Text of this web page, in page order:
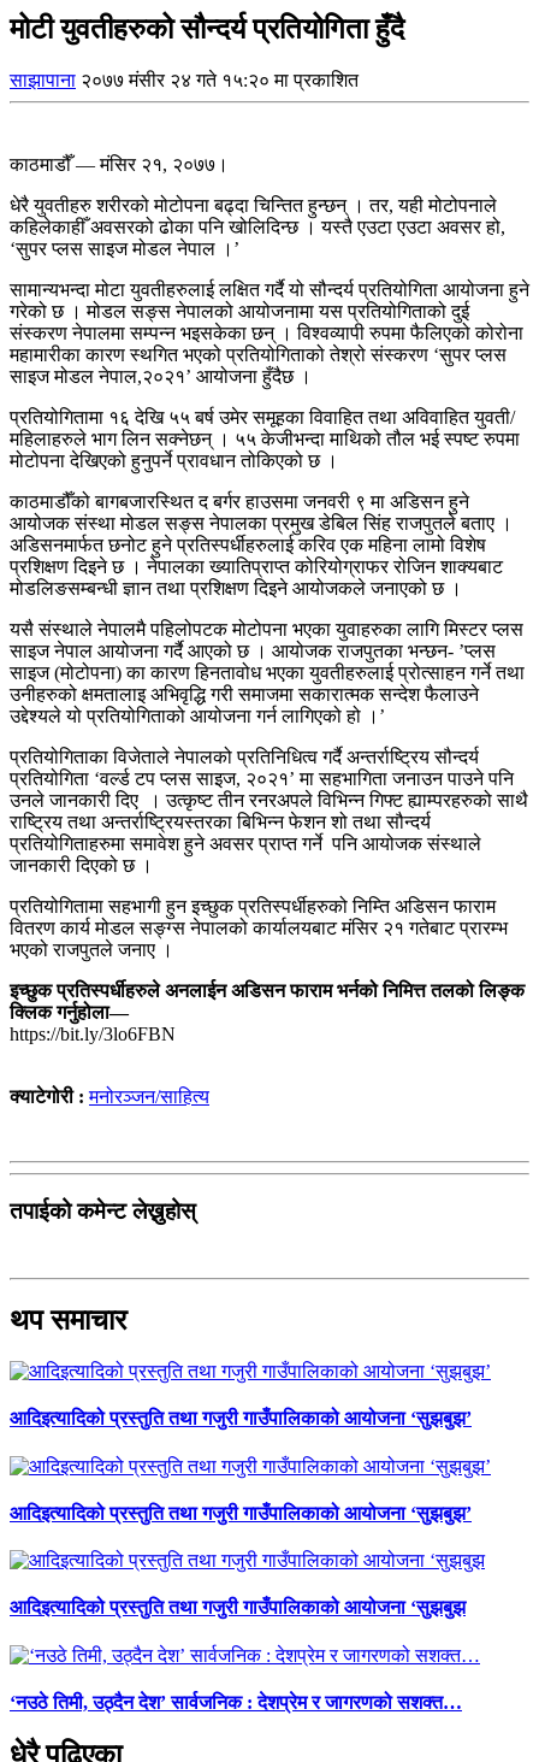
मोटी युवतीहरुको सौन्दर्य प्रतियोगिता हुँदै
साझापाना २०७७ मंसीर २४ गते १५:२० मा प्रकाशित
काठमाडौँ — मंसिर २१, २०७७।
धेरै युवतीहरु शरीरको मोटोपना बढ्दा चिन्तित हुन्छन् । तर, यही मोटोपनाले
कहिलेकाहीँ अवसरको ढोका पनि खोलिदिन्छ । यस्तै एउटा एउटा अवसर हो,
‘सुपर प्लस साइज मोडल नेपाल ।’
सामान्यभन्दा मोटा युवतीहरुलाई लक्षित गर्दै यो सौन्दर्य प्रतियोगिता आयोजना हुने
गरेको छ । मोडल सङ्स नेपालको आयोजनामा यस प्रतियोगिताको दुई
संस्करण नेपालमा सम्पन्न भइसकेका छन् । विश्वव्यापी रुपमा फैलिएको कोरोना
महामारीका कारण स्थगित भएको प्रतियोगिताको तेश्रो संस्करण ‘सुपर प्लस
साइज मोडल नेपाल,२०२१’ आयोजना हुँदैछ ।
प्रतियोगितामा १६ देखि ५५ बर्ष उमेर समूहका विवाहित तथा अविवाहित युवती/
महिलाहरुले भाग लिन सक्नेछन् । ५५ केजीभन्दा माथिको तौल भई स्पष्ट रुपमा
मोटोपना देखिएको हुनुपर्ने प्रावधान तोकिएको छ ।
काठमाडौँको बागबजारस्थित द बर्गर हाउसमा जनवरी ९ मा अडिसन हुने
आयोजक संस्था मोडल सङ्स नेपालका प्रमुख डेबिल सिंह राजपुतले बताए ।
अडिसनमार्फत छनोट हुने प्रतिस्पर्धीहरुलाई करिव एक महिना लामो विशेष
प्रशिक्षण दिइने छ । नेपालका ख्यातिप्राप्त कोरियोग्राफर रोजिन शाक्यबाट
मोडलिङसम्बन्धी ज्ञान तथा प्रशिक्षण दिइने आयोजकले जनाएको छ ।
यसै संस्थाले नेपालमै पहिलोपटक मोटोपना भएका युवाहरुका लागि मिस्टर प्लस
साइज नेपाल आयोजना गर्दै आएको छ । आयोजक राजपुतका भन्छन- ’प्लस
साइज (मोटोपना) का कारण हिनतावोध भएका युवतीहरुलाई प्रोत्साहन गर्ने तथा
उनीहरुको क्षमतालाइ अभिवृद्धि गरी समाजमा सकारात्मक सन्देश फैलाउने
उद्देश्यले यो प्रतियोगिताको आयोजना गर्न लागिएको हो ।’
प्रतियोगिताका विजेताले नेपालको प्रतिनिधित्व गर्दै अन्तर्राष्ट्रिय सौन्दर्य
प्रतियोगिता ‘वर्ल्ड टप प्लस साइज, २०२१’ मा सहभागिता जनाउन पाउने पनि
उनले जानकारी दिए । उत्कृष्ट तीन रनरअपले विभिन्न गिफ्ट ह्याम्परहरुको साथै
राष्ट्रिय तथा अन्तर्राष्ट्रियस्तरका बिभिन्न फेशन शो तथा सौन्दर्य
प्रतियोगिताहरुमा समावेश हुने अवसर प्राप्त गर्ने पनि आयोजक संस्थाले
जानकारी दिएको छ ।
प्रतियोगितामा सहभागी हुन इच्छुक प्रतिस्पर्धीहरुको निम्ति अडिसन फाराम
वितरण कार्य मोडल सङ्ग्स नेपालको कार्यालयबाट मंसिर २१ गतेबाट प्रारम्भ
भएको राजपुतले जनाए ।
इच्छुक प्रतिस्पर्धीहरुले अनलाईन अडिसन फाराम भर्नको निमित्त तलको लिङ्क
क्लिक गर्नुहोला—
https://bit.ly/3lo6FBN
क्याटेगोरी :मनोरञ्जन/साहित्य
तपाईको कमेन्ट लेख्नुहोस्
थप समाचार
आदिइत्यादिको प्रस्तुति तथा गजुरी गाउँपालिकाको आयोजना ‘सुझबुझ’
आदिइत्यादिको प्रस्तुति तथा गजुरी गाउँपालिकाको आयोजना ‘सुझबुझ’
आदिइत्यादिको प्रस्तुति तथा गजुरी गाउँपालिकाको आयोजना ‘सुझबुझ
‘नउठे तिमी, उठ्दैन देश’ सार्वजनिक : देशप्रेम र जागरणको सशक्त…
धेरै पढिएका